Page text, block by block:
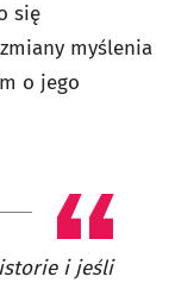
się
myślenia
o jego
i jeśli